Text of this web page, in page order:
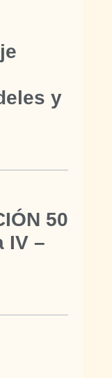
y
50
IV –